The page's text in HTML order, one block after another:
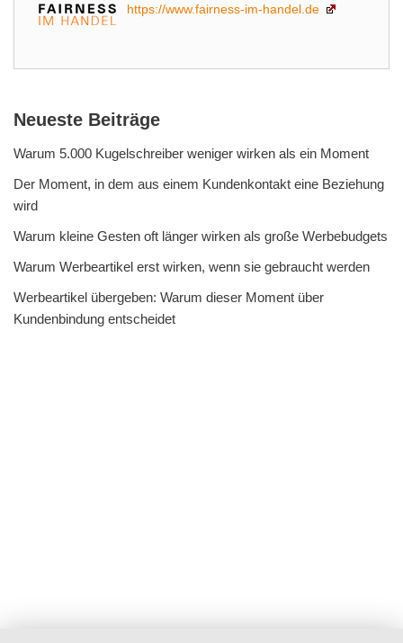
https://www.fairness-im-handel.de
Neueste Beiträge
Warum 5.000 Kugelschreiber weniger wirken als ein Moment
Der Moment, in dem aus einem Kundenkontakt eine Beziehung
wird
Warum kleine Gesten oft länger wirken als große Werbebudgets
Warum Werbeartikel erst wirken, wenn sie gebraucht werden
Werbeartikel übergeben: Warum dieser Moment über
Kundenbindung entscheidet